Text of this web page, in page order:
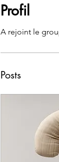
Profil
A rejoint le
Posts